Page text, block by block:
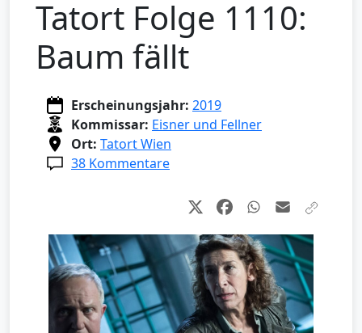
Tatort Folge 1110:
Baum fällt
Erscheinungsjahr: 2019
Kommissar: Eisner und Fellner
Ort: Tatort Wien
38 Kommentare